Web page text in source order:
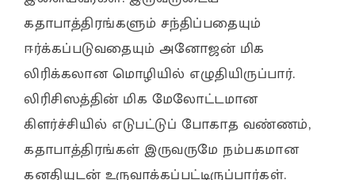
கதாபாத்திரங்களும் சந்திப்பதையும்
ஈர்க்கப்படுவதையும் அனோஜன் மிக
லிரிக்கலான மொழியில் எழுதியிருப்பார்.
லிரிசிஸத்தின் மிக மேலோட்டமான
கிளர்ச்சியில் எடுபட்டுப் போகாத வண்ணம்,
கதாபாத்திரங்கள் இருவருமே நம்பகமான
கனதியுடன் உருவாக்கப்பட்டிருப்பார்கள்.